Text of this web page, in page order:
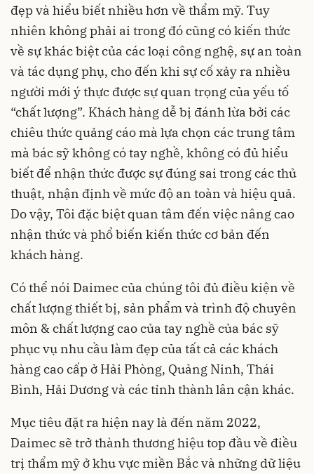
đẹp và hiểu biết nhiều hơn về thẩm mỹ. Tuy
nhiên không phải ai trong đó cũng có kiến thức
về sự khác biệt của các loại công nghệ, sự an toàn
và tác dụng phụ, cho đến khi sự cố xảy ra nhiều
người mới ý thực được sự quan trọng của yếu tố
“chất lượng”. Khách hàng dễ bị đánh lừa bởi các
chiêu thức quảng cáo mà lựa chọn các trung tâm
mà bác sỹ không có tay nghề, không có đủ hiểu
biết để nhận thức được sự đúng sai trong các thủ
thuật, nhận định về mức độ an toàn và hiệu quả.
Do vậy, Tôi đặc biệt quan tâm đến việc nâng cao
nhận thức và phổ biến kiến thức cơ bản đến
khách hàng.
Có thể nói Daimec của chúng tôi đủ điều kiện về
chất lượng thiết bị, sản phẩm và trình độ chuyên
môn & chất lượng cao của tay nghề của bác sỹ
phục vụ nhu cầu làm đẹp của tất cả các khách
hàng cao cấp ở Hải Phòng, Quảng Ninh, Thái
Bình, Hải Dương và các tỉnh thành lân cận khác.
Mục tiêu đặt ra hiện nay là đến năm 2022,
Daimec sẽ trở thành thương hiệu top đầu về điều
trị thẩm mỹ ở khu vực miền Bắc và những dữ liệu